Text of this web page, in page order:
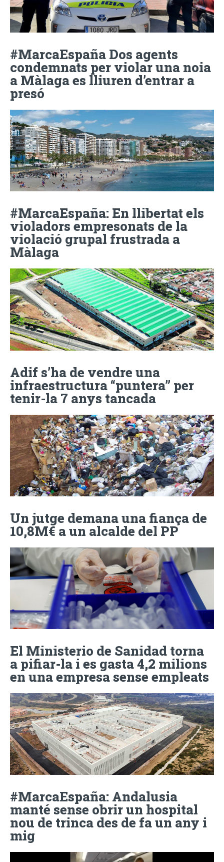
#MarcaEspaña Dos agents
condemnats per violar una noia
a Màlaga es lliuren d’entrar a
presó
#MarcaEspaña: En llibertat els
violadors empresonats de la
violació grupal frustrada a
Màlaga
Adif s’ha de vendre una
infraestructura “puntera” per
tenir-la 7 anys tancada
Un jutge demana una fiança de
10,8M€ a un alcalde del PP
El Ministerio de Sanidad torna
a pifiar-la i es gasta 4,2 milions
en una empresa sense empleats
#MarcaEspaña: Andalusia
manté sense obrir un hospital
nou de trinca des de fa un any i
mig